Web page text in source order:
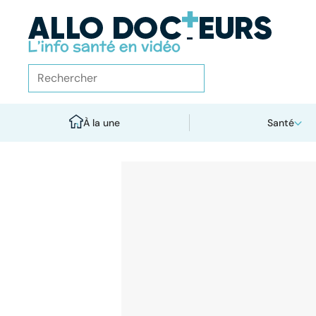
À la une Santé